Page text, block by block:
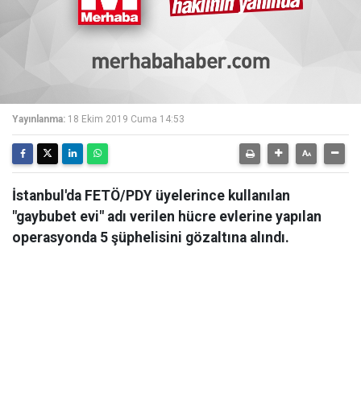
Yayınlanma: 18 Ekim 2019 Cuma 14:53
İstanbul'da FETÖ/PDY üyelerince kullanılan
"gaybubet evi" adı verilen hücre evlerine yapılan
operasyonda 5 şüphelisini gözaltına alındı.